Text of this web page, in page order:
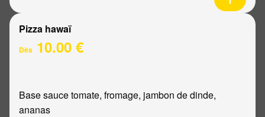
Pizza hawaï
Dès 10.00 €
Base sauce tomate, fromage, jambon de dinde,
ananas